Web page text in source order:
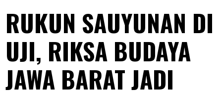
RUKUN SAUYUNAN DI
UJI, RIKSA BUDAYA
JAWA BARAT JADI